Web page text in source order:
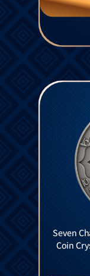
Seven
Coin